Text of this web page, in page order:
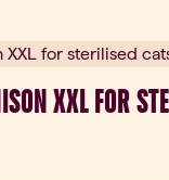
XXL FOR